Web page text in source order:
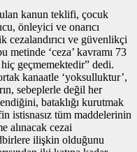
kanun teklifi, çocuk
önleyici ve onarıcı
cezalandırıcı ve güvenlikçi
metinde ‘ceza’ kavramı 73
geçmemektedir” dedi.
kanaatle ‘yoksulluktur’,
sebeplerle değil her
bataklığı kurutmak
istisnasız tüm maddelerinin
alınacak cezai
ilişkin olduğunu